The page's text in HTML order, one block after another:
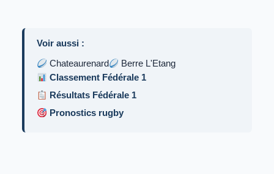
Voir aussi :
Chateaurenard
Berre L'Etang
Classement Fédérale 1
Résultats Fédérale 1
Pronostics rugby